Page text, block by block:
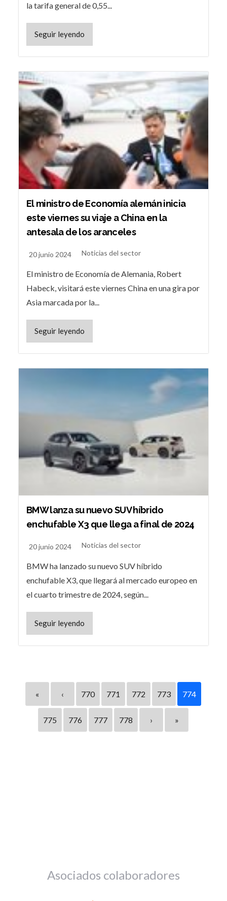
la tarifa general de 0,55...
Seguir leyendo
El ministro de Economía alemán inicia
este viernes su viaje a China en la
antesala de los aranceles
20 junio 2024 Noticias del sector
El ministro de Economía de Alemania, Robert
Habeck, visitará este viernes China en una gira por
Asia marcada por la...
Seguir leyendo
BMW lanza su nuevo SUV híbrido
enchufable X3 que llega a final de 2024
20 junio 2024 Noticias del sector
BMW ha lanzado su nuevo SUV híbrido
enchufable X3, que llegará al mercado europeo en
el cuarto trimestre de 2024, según...
Seguir leyendo
« ‹ 770 771 772 773 774
775 776 777 778 › »
Asociados colaboradores